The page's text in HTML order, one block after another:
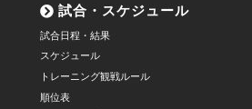
試合・スケジュール
試合日程・結果
スケジュール
トレーニング観戦ルール
順位表